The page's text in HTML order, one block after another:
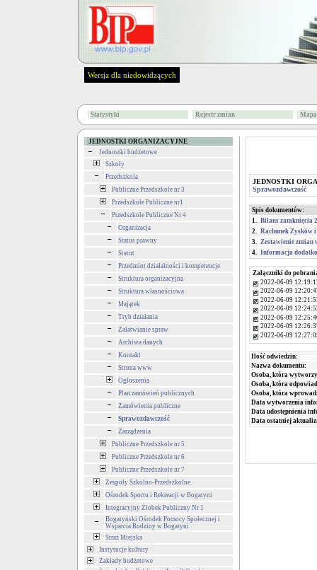
Wersja dla niedowidzących
Statystyki Rejestr zmian
JEDNOSTKI ORGANIZACYJNE
Jednostki budżetowe
Szkoły
Przedszkola
Publiczne Przedszkole nr 3
Przedszkole Publiczne nr1
Przedszkole Publiczne Nr 4
Organizacja
Status prawny
Statut
Przedmiot działalności i kompetencje
Struktura organizacyjna
Struktura własnościowa
Majątek
Tryb działania
Załatwianie spraw
Archiwa danych
Kontakt
Strona www
Ogłoszenia
Plan zamówień publicznych
Zamówienia publiczne
Sprawozdawczość
Zarządzenia
Publiczne Przedszkole nr 5
Publiczne Przedszkole nr 6
Publiczne Przedszkole nr 7
Zespoły Szkolno-Przedszkolne
Ośrodek Sportu i Rekreacji w Bogatyni
Integracyjny Żłobek Publiczny Nr 1
Bogatyński Ośrodek Pomocy Społecznej i
Wsparcia Rodziny w Bogatyni
Straż Miejska
Instytucje kultury
Zakłady budżetowe
JEDNOSTKI
Sprawozdawczość
Spis dokumentów:
1. Bilans zamknięcia
2. Rachunek Zysków
3. Zestawienie zmian
4. Informacja
Załączniki do
2022-06-09
2022-06-09
2022-06-09
2022-06-09
2022-06-09
2022-06-09
2022-06-09
Ilość odwiedzin:
Nazwa dokumentu:
Osoba, która
Osoba, która
Osoba, która
Data wytworzenia
Data udostępnienia
Data ostatniej